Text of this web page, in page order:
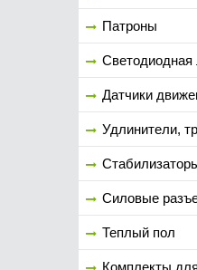
Патроны
Светодиодная
Датчики
Удлинители,
Силовые
Теплый пол
Комплекты